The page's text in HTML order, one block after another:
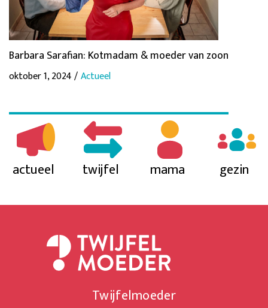
Barbara Sarafian: Kotmadam & moeder van zoon
oktober 1, 2024 /Actueel
actueel twijfel mama gezin
Twijfelmoeder